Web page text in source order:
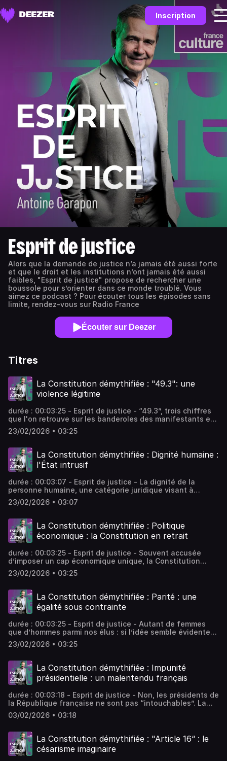
Inscription
Esprit de justice
Alors que la demande de justice n’a jamais été aussi forte
et que le droit et les institutions n’ont jamais été aussi
faibles, "Esprit de justice" propose de rechercher une
boussole pour s’orienter dans ce monde troublé. Vous
aimez ce podcast ? Pour écouter tous les épisodes sans
limite, rendez-vous sur Radio France
Écouter sur Deezer
Titres
La Constitution démythifiée : "49.3": une
violence légitime
durée : 00:03:25 - Esprit de justice - “49.3”, trois chiffres
que l'on retrouve sur les banderoles des manifestants et
les murs de nos villes. Devenu le symbole d’une crispation
démocratique, il est pourtant l’un des rares mécanismes
parlementaire dans un paysage politique fragmenté. -
équipe : Julien Jeanneney, Sam Baquiast, Françoise Le
Floch, Camille Renard, Laura Dutech-Perez Vous aimez ce
rendez-vous sur Radio France
23/02/2026 • 03:25
La Constitution démythifiée : Dignité humaine :
l'État intrusif
durée : 00:03:07 - Esprit de justice - La dignité de la
personne humaine, une catégorie juridique visant à
protéger la liberté individuelle ou à protéger l’individu
contre lui-même ? Ce principe plus ambivalent qu’on ne le
une forme de morale d’État. - équipe : Julien Jeanneney,
Sam Baquiast, Françoise Le Floch, Camille Renard, Laura
Dutech-Perez Vous aimez ce podcast ? Pour écouter tous
23/02/2026 • 03:07
La Constitution démythifiée : Politique
économique : la Constitution en retrait
durée : 00:03:25 - Esprit de justice - Souvent accusée
d’imposer un cap économique unique, la Constitution
française n’interdit en fait ni une politique économique
libérale, ni une politique fortement redistributive. Elle ne
jeu démocratique. - équipe : Julien Jeanneney, Sam
Baquiast, Françoise Le Floch, Camille Renard, Laura
Dutech-Perez Vous aimez ce podcast ? Pour écouter tous
23/02/2026 • 03:25
La Constitution démythifiée : Parité : une
égalité sous contrainte
durée : 00:03:25 - Esprit de justice - Autant de femmes
que d’hommes parmi nos élus : si l’idée semble évidente
aujourd'hui, ça n’a pas toujours été le cas. Comment cette
parité est-elle devenue une règle de notre vie politique? -
Floch, Camille Renard, Laura Dutech-Perez Vous aimez ce
podcast ? Pour écouter tous les épisodes sans limite,
rendez-vous sur Radio France
23/02/2026 • 03:25
La Constitution démythifiée : Impunité
présidentielle : un malentendu français
durée : 00:03:18 - Esprit de justice - Non, les présidents de
la République française ne sont pas “intouchables”. La
Constitution ne protège les présidents et les anciens
présidents que dans la stricte limite de ce qui est
présidentielle. - équipe : Julien Jeanneney, Françoise Le
Floch, Camille Renard, Laura Dutech-Perez Vous aimez ce
podcast ? Pour écouter tous les épisodes sans limite,
03/02/2026 • 03:18
La Constitution démythifiée : "Article 16“ : le
césarisme imaginaire